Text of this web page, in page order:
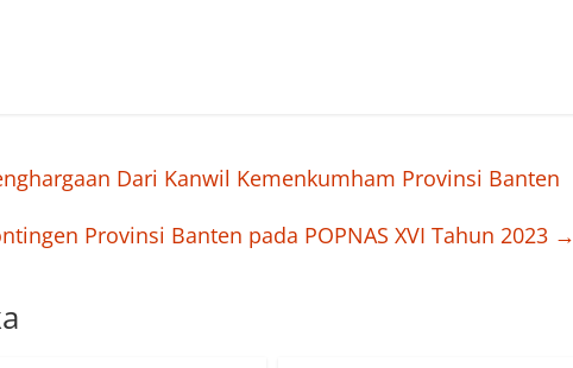
Dari Kanwil Kemenkumham Provinsi Banten
Provinsi Banten pada POPNAS XVI Tahun 2023 →